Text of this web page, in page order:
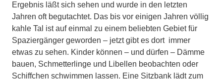
Ergebnis läßt sich sehen und wurde in den letzten
Jahren oft begutachtet. Das bis vor einigen Jahren völlig
kahle Tal ist auf einmal zu einem beliebten Gebiet für
Spaziergänger geworden – jetzt gibt es dort immer
etwas zu sehen. Kinder können – und dürfen – Dämme
bauen, Schmetterlinge und Libellen beobachten oder
Schiffchen schwimmen lassen. Eine Sitzbank lädt zum